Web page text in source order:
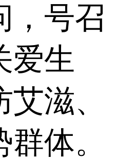
，号召
爱生
滋、
体。